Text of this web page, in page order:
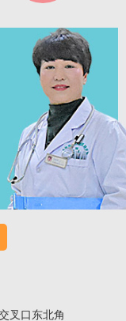
叉口东北角